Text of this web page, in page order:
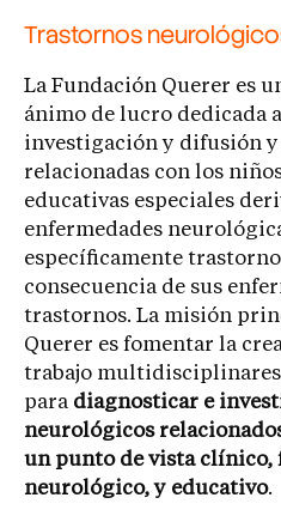
Trastornos
La Fundación Querer es
ánimo de lucro dedicada
investigación y difusión
relacionadas con los
educativas especiales
enfermedades
específicamente
consecuencia de sus
trastornos. La misión
Querer es fomentar la
trabajo multidisciplinares
para diagnosticar e
neurológicos
un punto de vista clínico,
neurológico, y educativo.